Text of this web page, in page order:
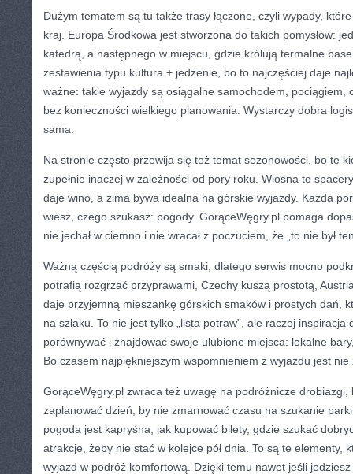
Dużym tematem są tu także trasy łączone, czyli wypady,
kraj. Europa Środkowa jest stworzona do takich pomysłów:
katedrą, a następnego w miejscu, gdzie królują termalne
zestawienia typu kultura + jedzenie, bo to najczęściej daje
ważne: takie wyjazdy są osiągalne samochodem, pociągiem,
bez konieczności wielkiego planowania. Wystarczy dobra
sama.
Na stronie często przewija się też temat sezonowości, bo te
zupełnie inaczej w zależności od pory roku. Wiosna to
daje wino, a zima bywa idealna na górskie wyjazdy. Każda
wiesz, czego szukasz: pogody. GorąceWęgry.pl pomaga
nie jechał w ciemno i nie wracał z poczuciem, że „to nie był
Ważną częścią podróży są smaki, dlatego serwis mocno
potrafią rozgrzać przyprawami, Czechy kuszą prostotą,
daje przyjemną mieszankę górskich smaków i prostych dań,
na szlaku. To nie jest tylko „lista potraw”, ale raczej
porównywać i znajdować swoje ulubione miejsca: lokalne
Bo czasem najpiękniejszym wspomnieniem z wyjazdu jest
GorąceWęgry.pl zwraca też uwagę na podróżnicze
zaplanować dzień, by nie zmarnować czasu na szukanie
pogoda jest kapryśna, jak kupować bilety, gdzie szukać
atrakcje, żeby nie stać w kolejce pół dnia. To są te elementy,
wyjazd w podróż komfortową. Dzięki temu nawet jeśli